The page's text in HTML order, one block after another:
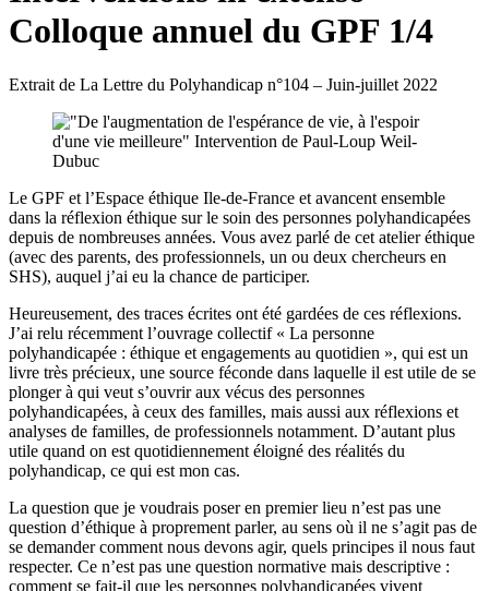
Colloque annuel du GPF 1/4
Extrait de La Lettre du Polyhandicap n°104 – Juin-juillet 2022
Le GPF et l’Espace éthique Ile-de-France et avancent ensemble
dans la réflexion éthique sur le soin des personnes polyhandicapées
depuis de nombreuses années. Vous avez parlé de cet atelier éthique
(avec des parents, des professionnels, un ou deux chercheurs en
SHS), auquel j’ai eu la chance de participer.
Heureusement, des traces écrites ont été gardées de ces réflexions.
J’ai relu récemment l’ouvrage collectif « La personne
polyhandicapée : éthique et engagements au quotidien », qui est un
livre très précieux, une source féconde dans laquelle il est utile de se
plonger à qui veut s’ouvrir aux vécus des personnes
polyhandicapées, à ceux des familles, mais aussi aux réflexions et
analyses de familles, de professionnels notamment. D’autant plus
utile quand on est quotidiennement éloigné des réalités du
polyhandicap, ce qui est mon cas.
La question que je voudrais poser en premier lieu n’est pas une
question d’éthique à proprement parler, au sens où il ne s’agit pas de
se demander comment nous devons agir, quels principes il nous faut
respecter. Ce n’est pas une question normative mais descriptive :
comment se fait-il que les personnes polyhandicapées vivent